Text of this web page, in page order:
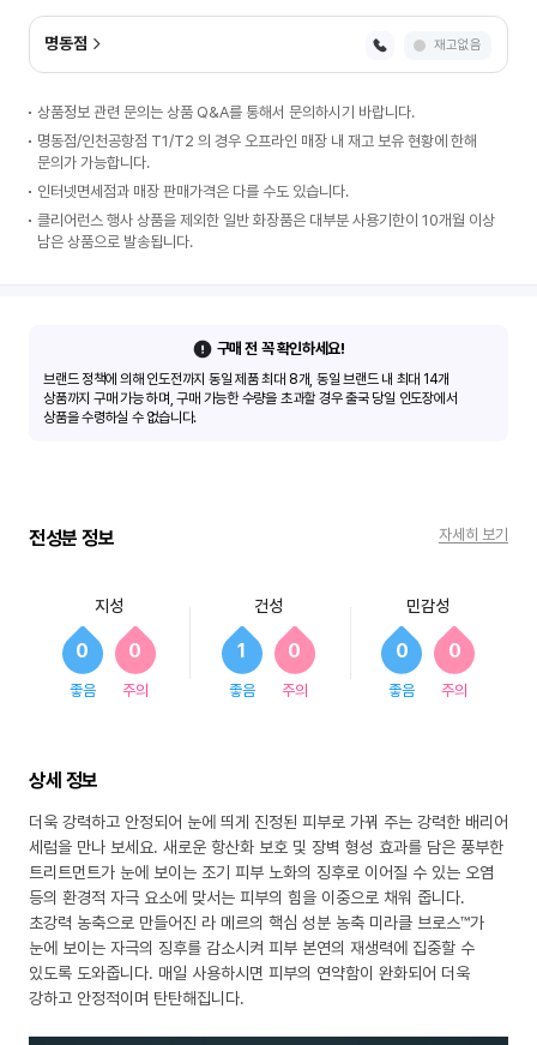
명동점 재고없음
상품정보 관련 문의는 상품 Q&A를 통해서 문의하시기 바랍니다.
명동점/인천공항점 T1/T2 의 경우 오프라인 매장 내 재고 보유 현황에 한해
문의가 가능합니다.
인터넷면세점과 매장 판매가격은 다를 수도 있습니다.
클리어런스 행사 상품을 제외한 일반 화장품은 대부분 사용기한이 10개월 이상
남은 상품으로 발송됩니다.
구매 전 꼭 확인하세요!
브랜드 정책에 의해 인도전까지 동일 제품 최대 8개, 동일 브랜드 내 최대 14개
상품까지 구매 가능 하며, 구매 가능한 수량을 초과할 경우 출국 당일 인도장에서
상품을 수령하실 수 없습니다.
전성분 정보 자세히 보기
지성
좋음
0
주의
0
건성
좋음
1
주의
0
민감성
좋음
0
주의
0
상세 정보
더욱 강력하고 안정되어 눈에 띄게 진정된 피부로 가꿔 주는 강력한 배리어
세럼을 만나 보세요. 새로운 항산화 보호 및 장벽 형성 효과를 담은 풍부한
트리트먼트가 눈에 보이는 조기 피부 노화의 징후로 이어질 수 있는 오염
등의 환경적 자극 요소에 맞서는 피부의 힘을 이중으로 채워 줍니다.
초강력 농축으로 만들어진 라 메르의 핵심 성분 농축 미라클 브로스™가
눈에 보이는 자극의 징후를 감소시켜 피부 본연의 재생력에 집중할 수
있도록 도와줍니다. 매일 사용하시면 피부의 연약함이 완화되어 더욱
강하고 안정적이며 탄탄해집니다.